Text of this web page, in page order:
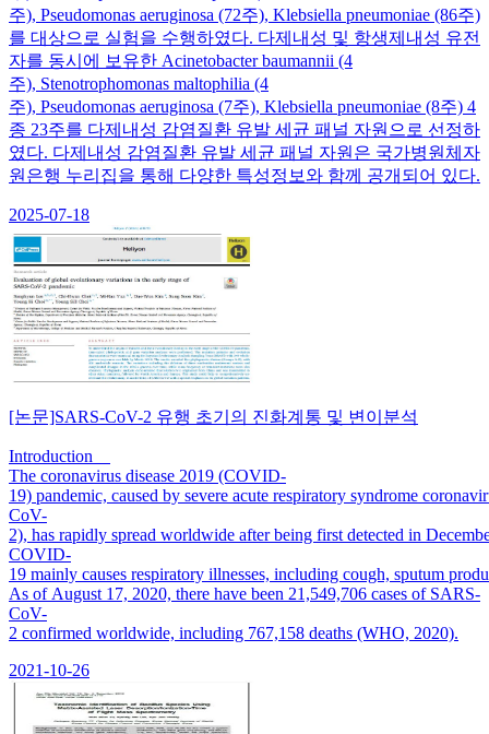
주), Pseudomonas aeruginosa (72주), Klebsiella pneumoniae (86주)
를 대상으로 실험을 수행하였다. 다제내성 및 항생제내성 유전
자를 동시에 보유한 Acinetobacter baumannii (4
주), Stenotrophomonas maltophilia (4
주), Pseudomonas aeruginosa (7주), Klebsiella pneumoniae (8주) 4
종 23주를 다제내성 감염질환 유발 세균 패널 자원으로 선정하
였다. 다제내성 감염질환 유발 세균 패널 자원은 국가병원체자
원은행 누리집을 통해 다양한 특성정보와 함께 공개되어 있다.
2025-07-18
[논문]SARS-CoV-2 유행 초기의 진화계통 및 변이분석
Introduction
The coronavirus disease 2019 (COVID-
19) pandemic, caused by severe acute respiratory syndrome
CoV-
2), has rapidly spread worldwide after being first detected in
COVID-
19 mainly causes respiratory illnesses, including cough, sputum
As of August 17, 2020, there have been 21,549,706 cases of SARS-
CoV-
2 confirmed worldwide, including 767,158 deaths (WHO, 2020).
2021-10-26